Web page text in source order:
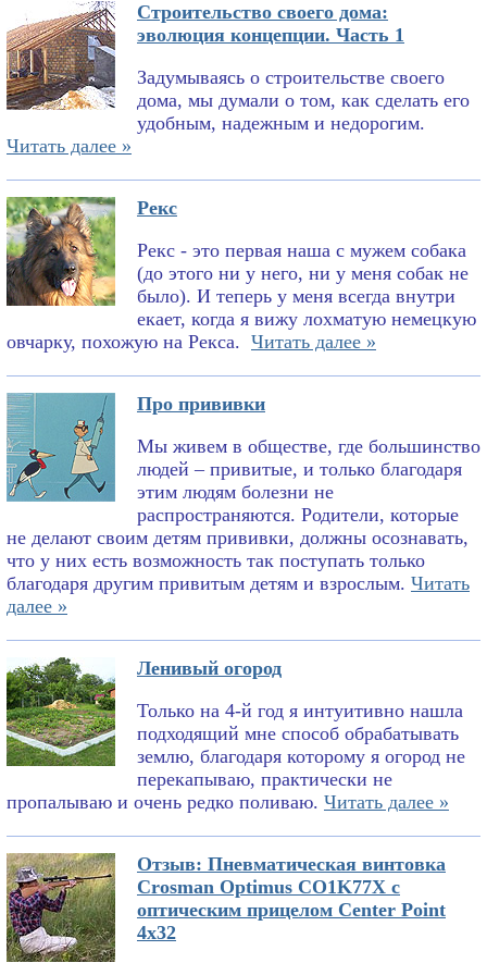
Строительство своего дома:
эволюция концепции. Часть 1
Задумываясь о строительстве своего
дома, мы думали о том, как сделать его
удобным, надежным и недорогим.
Читать далее »
Рекс
Рекс - это первая наша с мужем собака
(до этого ни у него, ни у меня собак не
было). И теперь у меня всегда внутри
екает, когда я вижу лохматую немецкую
овчарку, похожую на Рекса. Читать далее »
Про прививки
Мы живем в обществе, где большинство
людей – привитые, и только благодаря
этим людям болезни не
распространяются. Родители, которые
не делают своим детям прививки, должны осознавать,
что у них есть возможность так поступать только
благодаря другим привитым детям и взрослым. Читать
далее »
Ленивый огород
Только на 4-й год я интуитивно нашла
подходящий мне способ обрабатывать
землю, благодаря которому я огород не
перекапываю, практически не
пропалываю и очень редко поливаю. Читать далее »
Отзыв: Пневматическая винтовка
Crosman Optimus CO1K77X с
оптическим прицелом Center Point
4x32